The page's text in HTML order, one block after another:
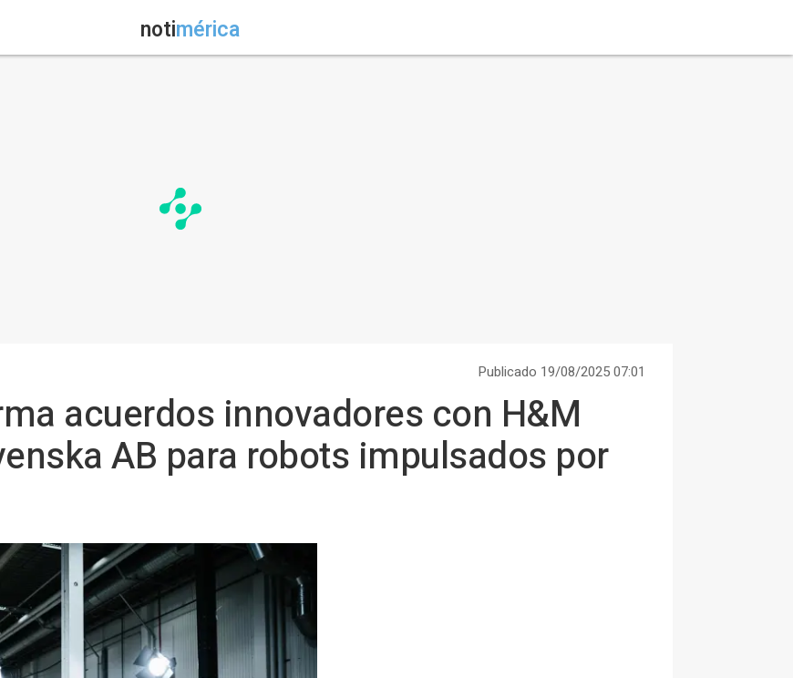
notimérica
Publicado 19/08/2025 07:01
acuerdos innovadores con H&M
AB para robots impulsados por